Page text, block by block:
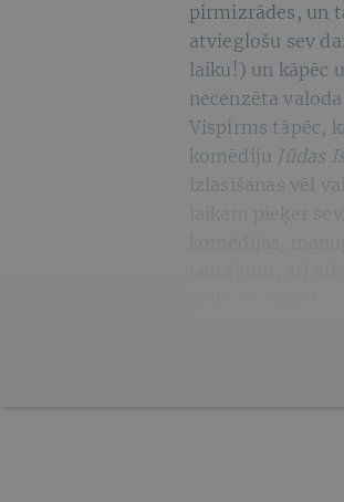
pirmizrādes, un
atvieglošu sev
laiku!) un kāpēc
necenzēta
Vispirms tāpēc,
komēdiju Jūdas
izlasīšanas vēl